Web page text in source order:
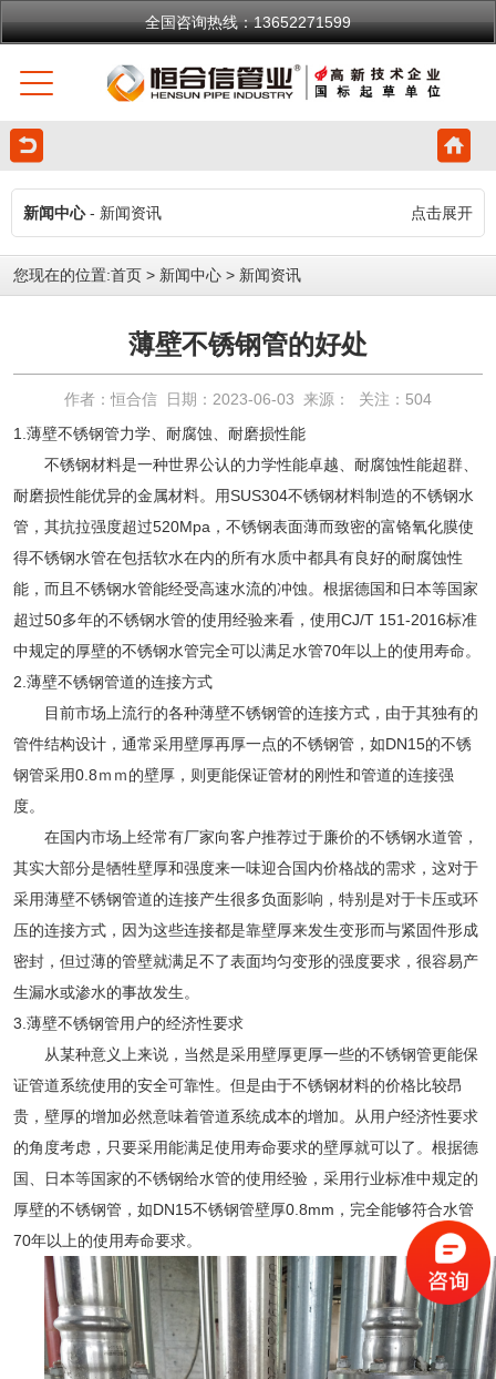
全国咨询热线：13652271599
新闻中心- 新闻资讯 点击展开
您现在的位置:首页 > 新闻中心 > 新闻资讯
薄壁不锈钢管的好处
作者：恒合信 日期：2023-06-03 来源： 关注： 504
1.薄壁不锈钢管力学、耐腐蚀、耐磨损性能
不锈钢材料是一种世界公认的力学性能卓越、耐腐蚀性能超群、
耐磨损性能优异的金属材料。用SUS304不锈钢材料制造的不锈钢水
管， 其抗拉强度超过520Mpa ，不锈钢表面薄而致密的富铬氧化膜使
得不锈钢水管在包括软水在内的所有水质中都具有良好的耐腐蚀性
能 ，而且不锈钢水管能经受高速水流的冲蚀。根据德国和日本等国家
超过50多年的不锈钢水管的使用经验来看，使用CJ/T 151-2016标准
中规定的厚壁的不锈钢水管完全可以满足水管70年以上的使用寿命。
2.薄壁不锈钢管道的连接方式
目前市场上流行的各种薄壁不锈钢管的连接方式，由于其独有的
管件结构设计，通常采用壁厚再厚一点的不锈钢管， 如DN15的不锈
钢管采用0.8ｍｍ的壁厚，则更能保证管材的刚性和管道的连接强
度。
在国内市场上经常有厂家向客户推荐过于廉价的不锈钢水道管，
其实大部分是牺牲壁厚和强度来一味迎合国内价格战的需求，这对于
采用薄壁不锈钢管道的连接产生很多负面影响，特别是对于卡压或环
压的连接方式，因为这些连接都是靠壁厚来发生变形而与紧固件形成
密封，但过薄的管壁就满足不了表面均匀变形的强度要求，很容易产
生漏水或渗水的事故发生。
3.薄壁不锈钢管用户的经济性要求
从某种意义上来说，当然是采用壁厚更厚一些的不锈钢管更能保
证管道系统使用的安全可靠性。但是由于不锈钢材料的价格比较昂
贵，壁厚的增加必然意味着管道系统成本的增加。从用户经济性要求
的角度考虑，只要采用能满足使用寿命要求的壁厚就可以了 。根据德
国、日本等国家的不锈钢给水管的使用经验，采用行业标准中规定的
厚壁的不锈钢管，如DN15不锈钢管壁厚0.8mm，完全能够符合水管
70年以上的使用寿命要求。